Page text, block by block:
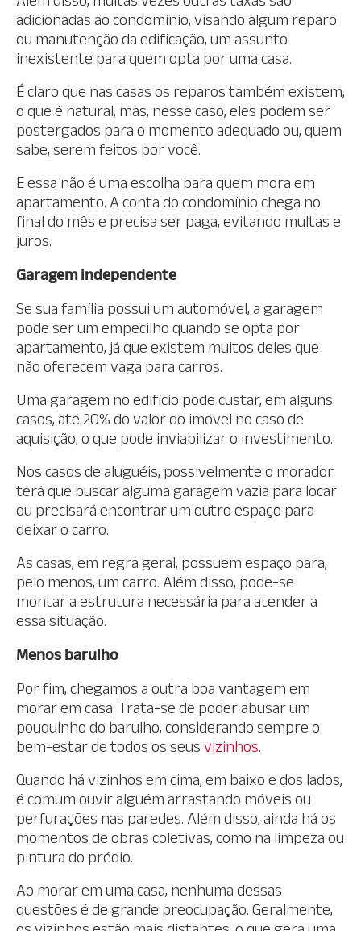
adicionadas ao condomínio, visando algum reparo
ou manutenção da edificação, um assunto
inexistente para quem opta por uma casa.
É claro que nas casas os reparos também existem,
o que é natural, mas, nesse caso, eles podem ser
postergados para o momento adequado ou, quem
sabe, serem feitos por você.
E essa não é uma escolha para quem mora em
apartamento. A conta do condomínio chega no
final do mês e precisa ser paga, evitando multas e
juros.
Garagem independente
Se sua família possui um automóvel, a garagem
pode ser um empecilho quando se opta por
apartamento, já que existem muitos deles que
não oferecem vaga para carros.
Uma garagem no edifício pode custar, em alguns
casos, até 20% do valor do imóvel no caso de
aquisição, o que pode inviabilizar o investimento.
Nos casos de aluguéis, possivelmente o morador
terá que buscar alguma garagem vazia para locar
ou precisará encontrar um outro espaço para
deixar o carro.
As casas, em regra geral, possuem espaço para,
pelo menos, um carro. Além disso, pode-se
montar a estrutura necessária para atender a
essa situação.
Menos barulho
Por fim, chegamos a outra boa vantagem em
morar em casa. Trata-se de poder abusar um
pouquinho do barulho, considerando sempre o
bem-estar de todos os seus vizinhos.
Quando há vizinhos em cima, em baixo e dos lados,
é comum ouvir alguém arrastando móveis ou
perfurações nas paredes. Além disso, ainda há os
momentos de obras coletivas, como na limpeza ou
pintura do prédio.
Ao morar em uma casa, nenhuma dessas
questões é de grande preocupação. Geralmente,